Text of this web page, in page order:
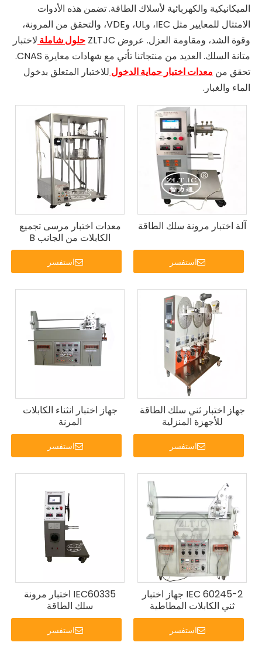
الميكانيكية والكهربائية لأسلاك الطاقة. تضمن هذه الأدوات
الامتثال للمعايير مثل IEC، وUL، وVDE، والتحقق من المرونة،
وقوة الشد، ومقاومة العزل. عروض ZLTJC
حلول شاملة لاختبار
متانة السلك. العديد من منتجاتنا تأتي مع شهادات معايرة CNAS.
تحقق من معدات اختبار حماية الدخول للاختبار المتعلق بدخول
الماء والغبار.
آلة اختبار مرونة سلك الطاقة
استفسر
معدات اختبار مرسى تجميع
الكابلات من الجانب B
استفسر
جهاز اختبار ثني سلك الطاقة
للأجهزة المنزلية
استفسر
جهاز اختبار انثناء الكابلات
المرنة
استفسر
IEC 60245-2 جهاز اختبار
ثني الكابلات المطاطية
استفسر
IEC60335 اختبار مرونة
سلك الطاقة
استفسر